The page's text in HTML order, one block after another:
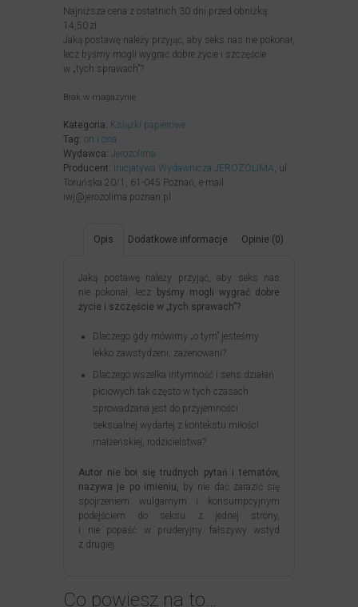
wynosiła:
15,75zł.
wynosi:
Najniższa cena z ostatnich 30 dni przed obniżką:
14,50 zł
Jaką postawę należy przyjąć, aby seks nas nie pokonał,
lecz byśmy mogli wygrać dobre życie i szczęście
w „tych sprawach”?
Brak w magazynie
Kategoria: Książki papierowe
Tag: on i ona
Wydawca: Jerozolima
Producent: Inicjatywa Wydawnicza JEROZOLIMA, ul.
Toruńska 20/1, 61-045 Poznań, e-mail:
iwj@jerozolima.poznan.pl
Opis Dodatkowe informacje Opinie (0)
Jaką postawę należy przyjąć, aby seks nas
nie pokonał, lecz
byśmy mogli wygrać dobre
życie i szczęście w „tych sprawach”?
Dlaczego gdy mówimy „o tym” jesteśmy
lekko zawstydzeni, zażenowani?
Dlaczego wszelka intymność i sens działań
płciowych tak często w tych czasach
sprowadzana jest do przyjemności
seksualnej wydartej z kontekstu miłości
małżeńskiej, rodzicielstwa?
Autor nie boi się trudnych pytań i tematów,
nazywa je po imieniu, by nie dać zarazić się
spojrzeniem wulgarnym i konsumpcyjnym
podejściem do seksu z jednej strony,
i nie popaść w pruderyjny fałszywy wstyd
z drugiej.
Co powiesz na to…